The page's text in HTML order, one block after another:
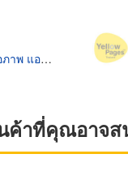
แอลอีดี
ค้าที่คุณอาจส